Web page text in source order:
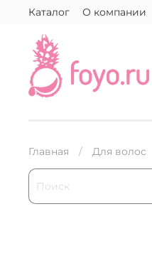
Каталог О компании
Главная Для волос